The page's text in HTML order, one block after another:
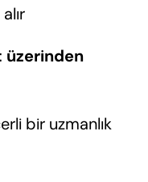
alır
bir uzmanlık